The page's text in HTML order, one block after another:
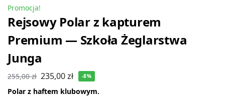
Promocja!
Rejsowy Polar z kapturem
Premium — Szkoła Żeglarstwa
Junga
255,00zł 235,00zł -8%
Polar z haftem klubowym.